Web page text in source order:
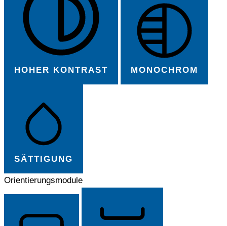
HOHER KONTRAST MONOCHROM
SÄTTIGUNG
Orientierungsmodule